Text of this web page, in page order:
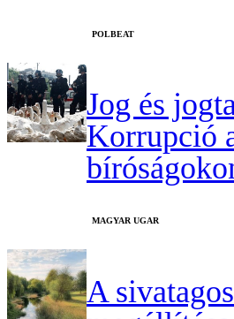
‎POLBEAT
Jog és
Korrupció
MAGYAR UGAR
A